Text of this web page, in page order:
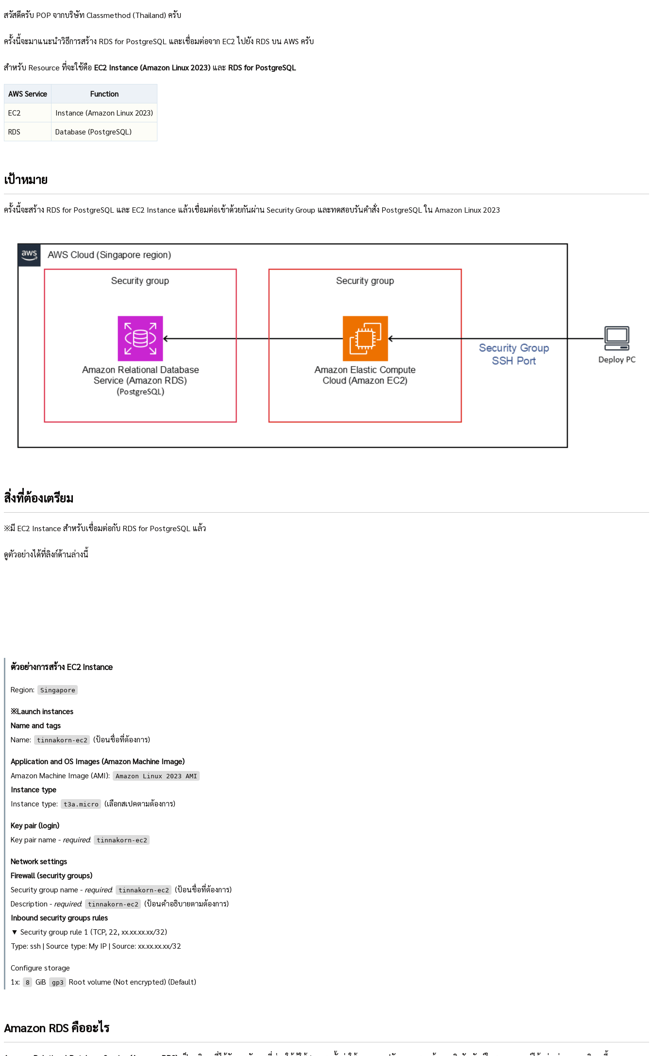
สวัสดีครับ POP จากบริษัท Classmethod (Thailand) ครับ
ครั้งนี้จะมาแนะนำวิธีการสร้าง RDS for PostgreSQL และเชื่อมต่อจาก EC2 ไปยัง RDS บน AWS ครับ
สำหรับ Resource ที่จะใช้คือ EC2 Instance (Amazon Linux 2023) และ RDS for PostgreSQL
AWS Service
Function
EC2
Instance (Amazon Linux 2023)
RDS
Database (PostgreSQL)
เป้าหมาย
ครั้งนี้จะสร้าง RDS for PostgreSQL และ EC2 Instance แล้วเชื่อมต่อเข้าด้วยกันผ่าน Security Group และทดสอบรันคำสั่ง PostgreSQL ใน Amazon Linux 2023
สิ่งที่ต้องเตรียม
※มี EC2 Instance สำหรับเชื่อมต่อกับ RDS for PostgreSQL แล้ว
ดูตัวอย่างได้ที่ลิงก์ด้านล่างนี้
ตัวอย่างการสร้าง EC2 Instance
Region: Singapore
※Launch instances
Name and tags
Name:
tinnakorn-ec2 (ป้อนชื่อที่ต้องการ)
Application and OS Images (Amazon Machine Image)
Amazon Machine Image (AMI):
Amazon Linux 2023 AMI
Instance type
Instance type:
t3a.micro (เลือกสเปคตามต้องการ)
Key pair (login)
Key pair name - required: tinnakorn-ec2
Network settings
Firewall (security groups)
Security group name - required: tinnakorn-ec2
(ป้อนชื่อที่ต้องการ)
Description - required: tinnakorn-ec2
(ป้อนคำอธิบายตามต้องการ)
Inbound security groups rules
▼ Security group rule 1 (TCP, 22, xx.xx.xx.xx/32)
Type: ssh | Source type: My IP | Source: xx.xx.xx.xx/32
Configure storage
1x:
8 GiB gp3 Root volume (Not encrypted) (Default)
Amazon RDS คืออะไร